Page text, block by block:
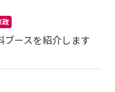
政
ブースを紹介します